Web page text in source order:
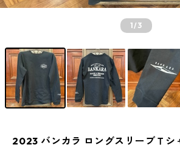
1/3
2023 バンカラ ロングスリーブＴシ